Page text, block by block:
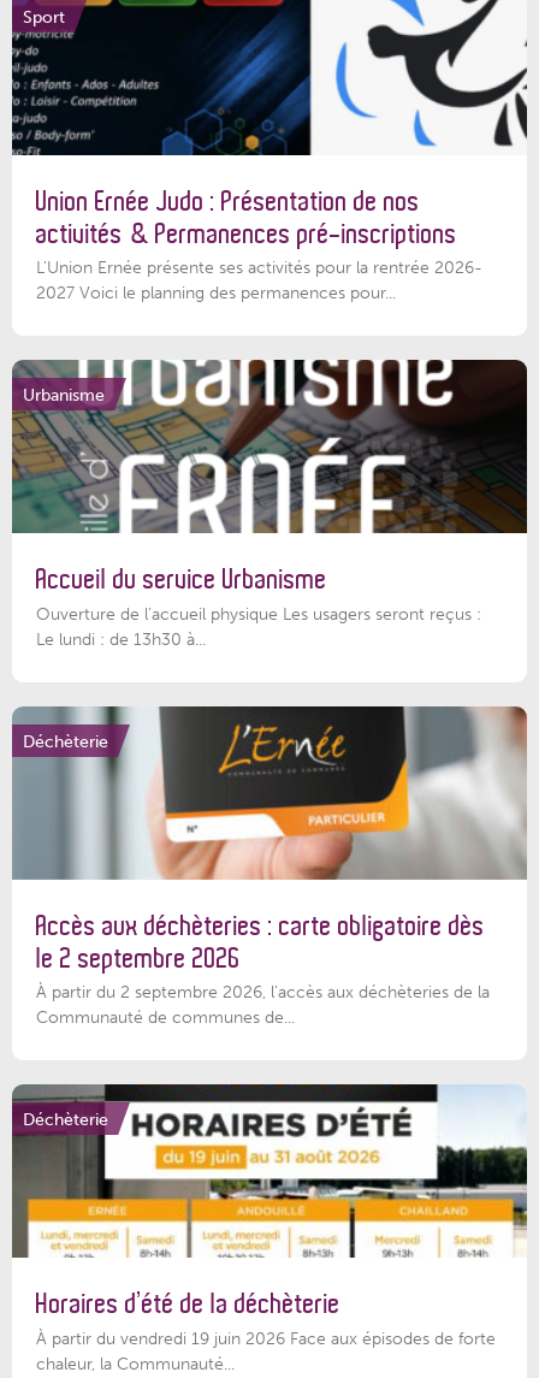
Sport
Union Ernée Judo : Présentation de nos
activités & Permanences pré-inscriptions
L'Union Ernée présente ses activités pour la rentrée 2026-
2027 Voici le planning des permanences pour...
Urbanisme
Accueil du service Urbanisme
Ouverture de l'accueil physique Les usagers seront reçus :
Le lundi : de 13h30 à...
Déchèterie
Accès aux déchèteries : carte obligatoire dès
le 2 septembre 2026
À partir du 2 septembre 2026, l’accès aux déchèteries de la
Communauté de communes de...
Déchèterie
Horaires d’été de la déchèterie
À partir du vendredi 19 juin 2026 Face aux épisodes de forte
chaleur, la Communauté...